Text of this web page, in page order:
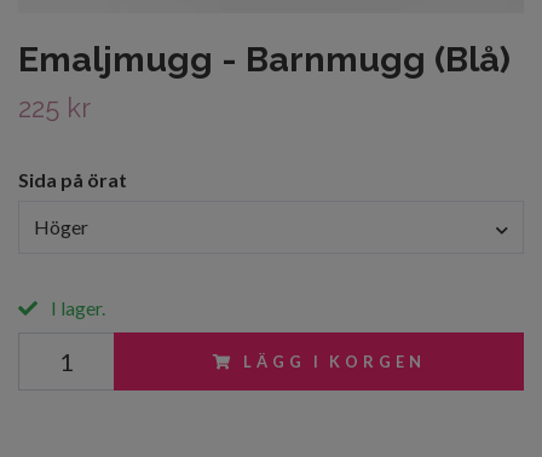
Emaljmugg - Barnmugg (Blå)
225 kr
Sida på örat
Höger
I lager.
LÄGG I KORGEN